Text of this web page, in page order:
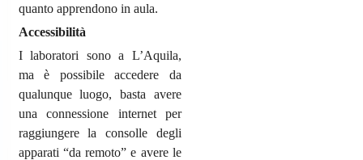
quanto apprendono in aula.
Accessibilità
I laboratori sono a L’Aquila,
ma è possibile accedere da
qualunque luogo, basta avere
una connessione internet per
raggiungere la consolle degli
apparati “da remoto” e avere le